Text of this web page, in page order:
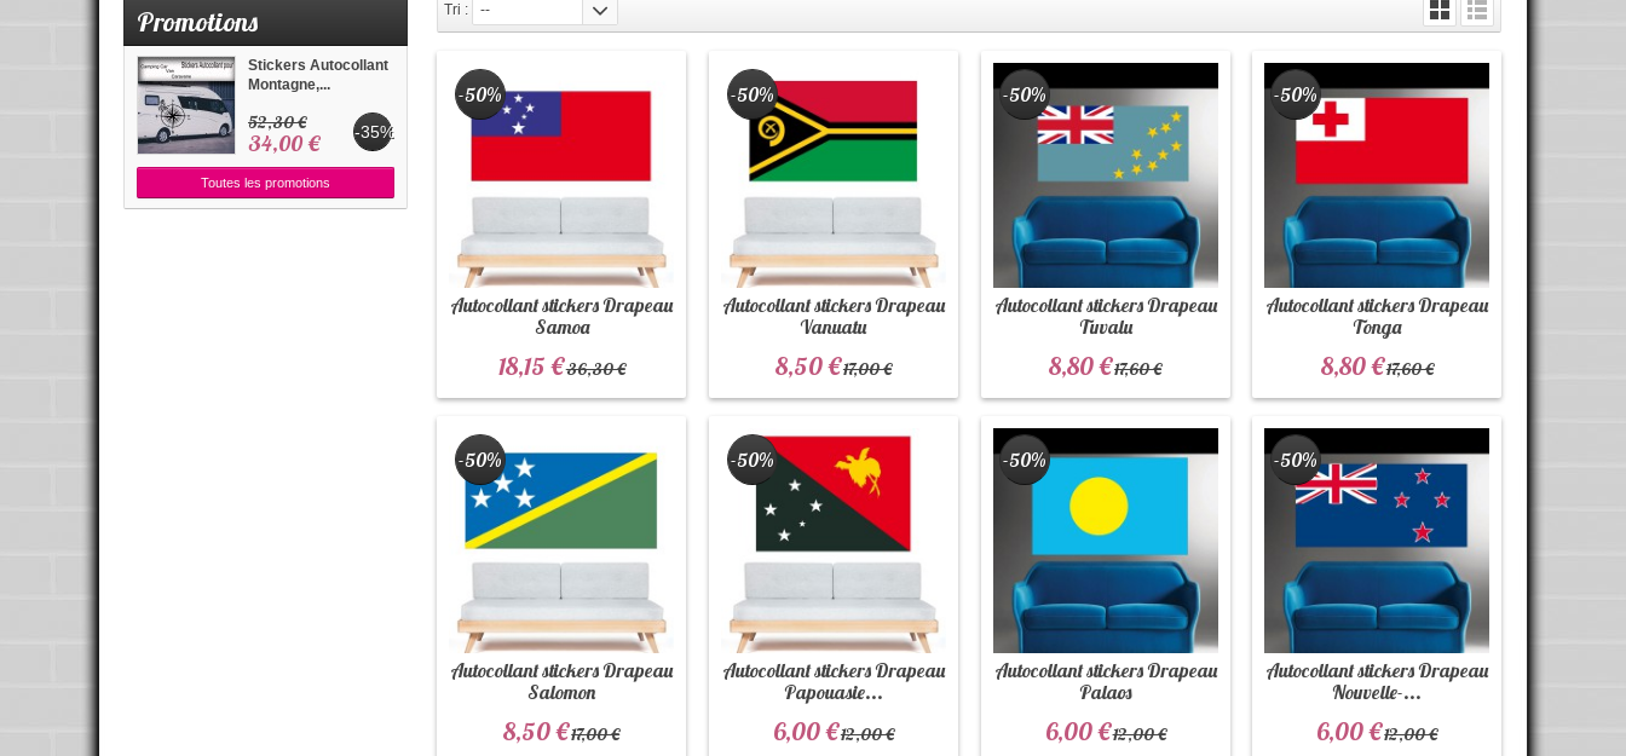
Promotions
Stickers Autocollant
Montagne,...
52,30 € -35%
34,00 €
Toutes les promotions
Tri : --
Autocollant stickers Drapeau
Samoa
-50%
18,15 €36,30 €
Autocollant stickers Drapeau
Vanuatu
-50%
8,50 €17,00 €
Autocollant stickers Drapeau
Tuvalu
-50%
8,80 €17,60 €
Autocollant stickers Drapeau
Tonga
-50%
8,80 €17,60 €
Autocollant stickers Drapeau
Salomon
-50%
8,50 €17,00 €
Autocollant stickers Drapeau
Papouasie...
-50%
6,00 €12,00 €
Autocollant stickers Drapeau
Palaos
-50%
6,00 €12,00 €
Autocollant stickers Drapeau
Nouvelle-...
-50%
6,00 €12,00 €